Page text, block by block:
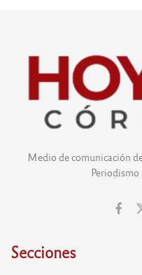
Medio de comunicación
Periodismo
Secciones